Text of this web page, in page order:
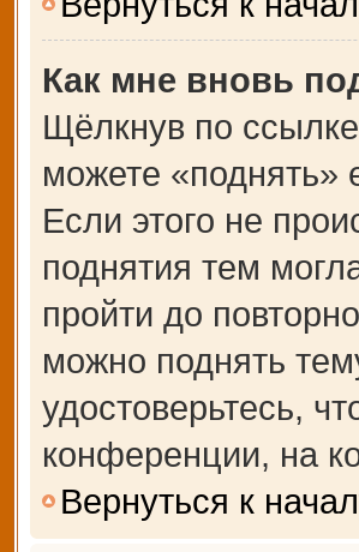
Как мне вновь
Щёлкнув по
можете
Если этого не
поднятия тем
пройти до
можно поднять
удостоверьтесь,
конференции, на
Вернуться к